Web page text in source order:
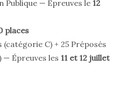
Publique — Épreuves le 12
places
C) + 25 Préposés
— Épreuves les 11 et 12 juillet